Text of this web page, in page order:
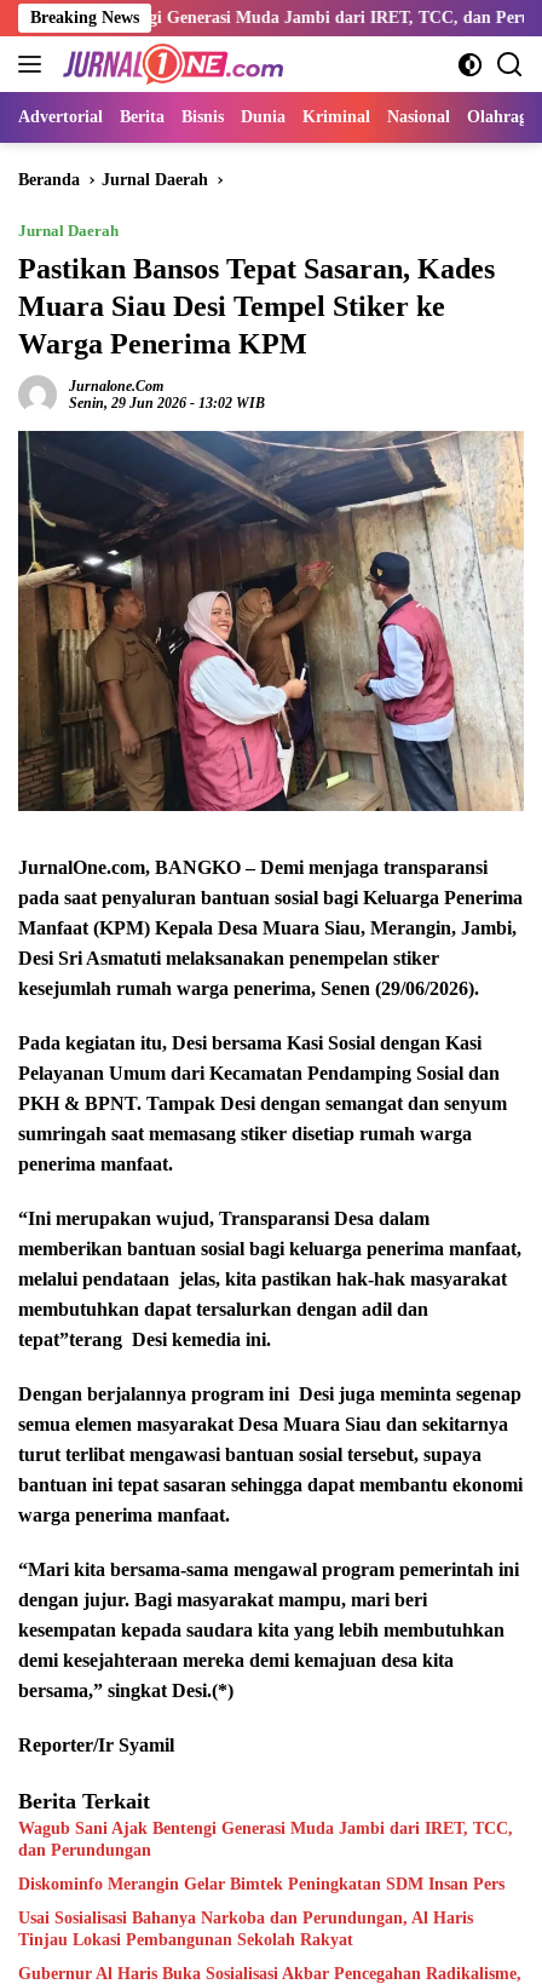
Langsung
ke
konten
Breaking News
Generasi Muda Jambi dari IRET, TCC, dan Perundungan
Advertorial Berita Bisnis Dunia Kriminal Nasional Olahraga
Beranda Jurnal Daerah
Jurnal Daerah
Pastikan Bansos Tepat Sasaran, Kades
Muara Siau Desi Tempel Stiker ke
Warga Penerima KPM
Jurnalone.com
Senin, 29 Jun 2026 - 13:02 WIB
JurnalOne.com, BANGKO – Demi menjaga transparansi
pada saat penyaluran bantuan sosial bagi Keluarga Penerima
Manfaat (KPM) Kepala Desa Muara Siau, Merangin, Jambi,
Desi Sri Asmatuti melaksanakan penempelan stiker
kesejumlah rumah warga penerima, Senen (29/06/2026).
Pada kegiatan itu, Desi bersama Kasi Sosial dengan Kasi
Pelayanan Umum dari Kecamatan Pendamping Sosial dan
PKH & BPNT. Tampak Desi dengan semangat dan senyum
sumringah saat memasang stiker disetiap rumah warga
penerima manfaat.
“Ini merupakan wujud, Transparansi Desa dalam
memberikan bantuan sosial bagi keluarga penerima manfaat,
melalui pendataan jelas, kita pastikan hak-hak masyarakat
membutuhkan dapat tersalurkan dengan adil dan
tepat”terang Desi kemedia ini.
Dengan berjalannya program ini Desi juga meminta segenap
semua elemen masyarakat Desa Muara Siau dan sekitarnya
turut terlibat mengawasi bantuan sosial tersebut, supaya
bantuan ini tepat sasaran sehingga dapat membantu ekonomi
warga penerima manfaat.
“Mari kita bersama-sama mengawal program pemerintah ini
dengan jujur. Bagi masyarakat mampu, mari beri
kesempatan kepada saudara kita yang lebih membutuhkan
demi kesejahteraan mereka demi kemajuan desa kita
bersama,” singkat Desi.(*)
Reporter/Ir Syamil
Berita Terkait
Wagub Sani Ajak Bentengi Generasi Muda Jambi dari IRET, TCC,
dan Perundungan
Diskominfo Merangin Gelar Bimtek Peningkatan SDM Insan Pers
Usai Sosialisasi Bahanya Narkoba dan Perundungan, Al Haris
Tinjau Lokasi Pembangunan Sekolah Rakyat
Gubernur Al Haris Buka Sosialisasi Akbar Pencegahan Radikalisme,